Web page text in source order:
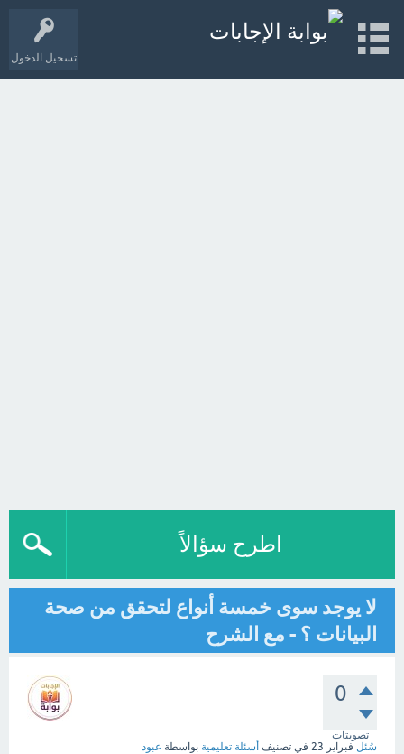
تسجيل الدخول
اطرح سؤالاً
لا يوجد سوى خمسة أنواع لتحقق من صحة
البيانات ؟ - مع الشرح
0
تصويتات
سُئل فبراير 23 في تصنيف أسئلة تعليمية بواسطة عبود